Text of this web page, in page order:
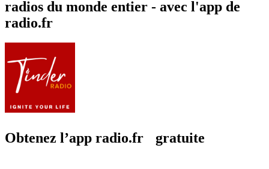
radios du monde entier - avec l'app de
radio.fr
Obtenez l’app radio.fr gratuite